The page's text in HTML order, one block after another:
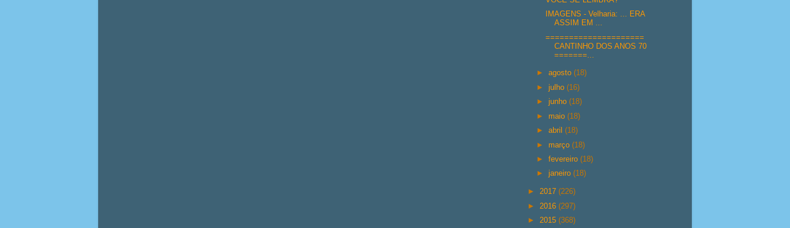
IMAGENS - Velharia: ... ERA
ASSIM EM ...
=====================
CANTINHO DOS ANOS 70
=======...
►agosto(18)
►julho(16)
►junho(18)
► maio(18)
►abril(18)
► março(18)
►fevereiro(18)
►janeiro(18)
► 2017 (226)
► 2016 (297)
► 2015 (368)